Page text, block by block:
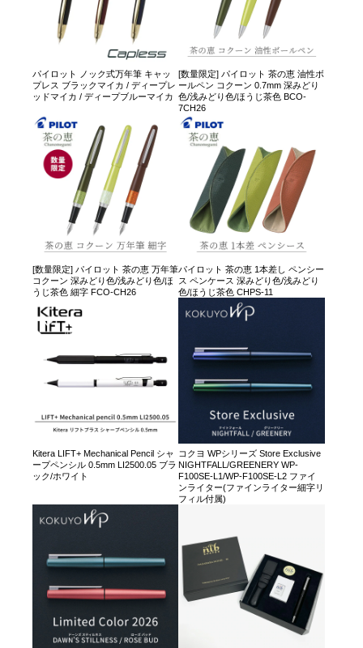
パイロット ノック式万年筆 キャッ
プレス ブラックマイカ / ディープレ
ッドマイカ / ディープブルーマイカ
[数量限定] パイロット 茶の恵 油性ボ
ールペン コクーン 0.7mm 深みどり
色/浅みどり色/ほうじ茶色 BCO-
7CH26
[数量限定] パイロット 茶の恵 万年筆
コクーン 深みどり色/浅みどり色/ほ
うじ茶色 細字 FCO-CH26
パイロット 茶の恵 1本差し ペンシー
ス ペンケース 深みどり色/浅みどり
色/ほうじ茶色 CHPS-11
Kitera LIFT+ Mechanical Pencil シャ
ープペンシル 0.5mm LI2500.05 ブラ
ック/ホワイト
コクヨ WPシリーズ Store Exclusive
NIGHTFALL/GREENERY WP-
F100SE-L1/WP-F100SE-L2 ファイ
ンライター(ファインライター細字リ
フィル付属)